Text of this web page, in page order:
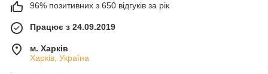
96% позитивних з 650 відгуків за рік
Працює з 24.09.2019
м. Харків
Харків, Україна